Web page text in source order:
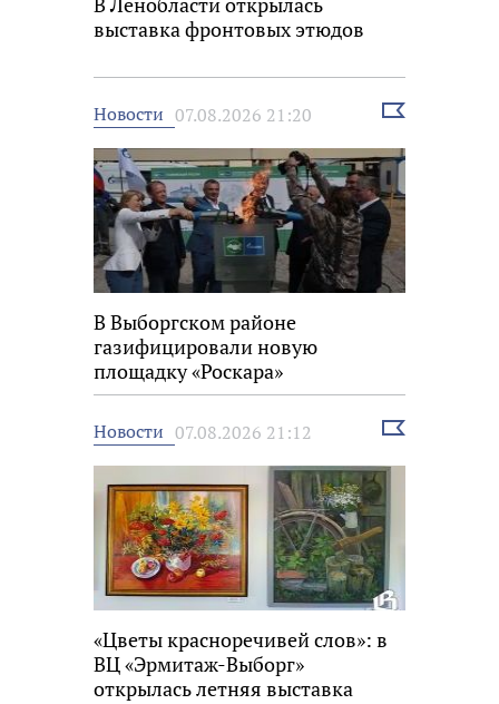
выставка фронтовых этюдов
Новости 07.08.2026 21:20
Выбрать
В Выборгском районе
газифицировали новую
площадку «Роскара»
Новости 07.08.2026 21:12
Выбрать
«Цветы красноречивей слов»: в
ВЦ «Эрмитаж-Выборг»
открылась летняя выставка